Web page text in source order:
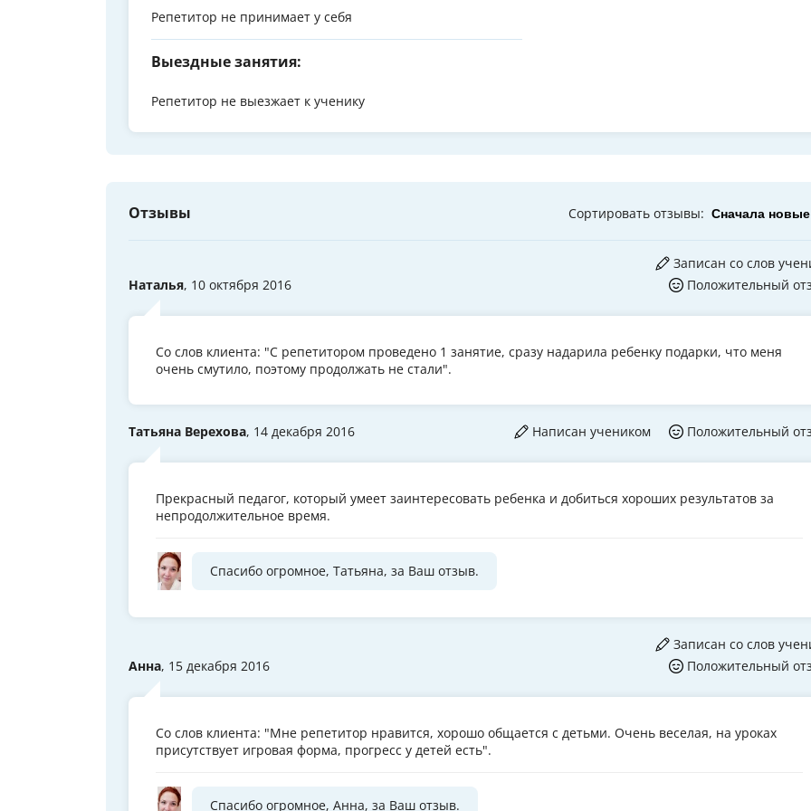
Репетитор не принимает у себя
Выездные занятия:
Репетитор не выезжает к ученику
Отзывы Сортировать отзывы:
Наталья, 10 октября 2016
Записан со слов
Положительный
Со слов клиента: "С репетитором проведено 1 занятие, сразу надарила ребенку подарки, что меня
очень смутило, поэтому продолжать не стали".
Татьяна Верехова, 14 декабря 2016 Написан учеником Положительный
Прекрасный педагог, который умеет заинтересовать ребенка и добиться хороших результатов за
непродолжительное время.
Спасибо огромное, Татьяна, за Ваш отзыв.
Анна, 15 декабря 2016
Записан со слов
Положительный
Со слов клиента: "Мне репетитор нравится, хорошо общается с детьми. Очень веселая, на уроках
присутствует игровая форма, прогресс у детей есть".
Спасибо огромное, Анна, за Ваш отзыв.